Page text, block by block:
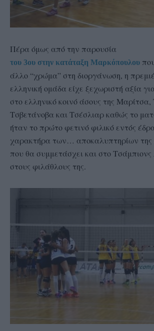
Πέρα όμως από την παρουσία
του 3ου στην κατάταξη Μαρκόπουλου
άλλο “χρώμα” στη διοργάνωση, η
ελληνική ομάδα είχε ξεχωριστή αξία
στο ελληνικό κοινό άσους της Μαρίτσα,
Τσβετάνοβα και Τσέσλιαρ καθώς το
ήταν το πρώτο φετινό φιλικό εντός
χαρακτήρα των… αποκαλυπτηρίων της
που θα συμμετάσχει και στο
στους φιλάθλους της.